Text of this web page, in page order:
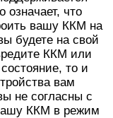
что
вашу ККМ на
будете на свой
ККМ или
то и
вам
не согласны с
ККМ в режим